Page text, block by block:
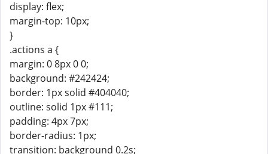
display: flex;
margin-top: 10px;
}
.actions a {
margin: 0 8px 0 0;
background: #242424;
border: 1px solid #404040;
outline: solid 1px #111;
padding: 4px 7px;
border-radius: 1px;
transition: background 0.2s;